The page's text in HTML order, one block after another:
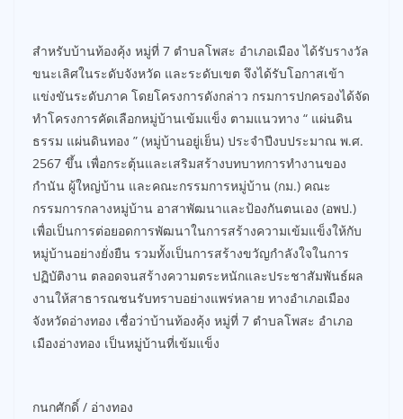
สำหรับบ้านท้องคุ้ง หมู่ที่ 7 ตำบลโพสะ อำเภอเมือง ได้รับรางวัล
ขนะเลิศในระดับจังหวัด และระดับเขต จึงได้รับโอกาสเข้า
แข่งขันระดับภาค โดยโครงการดังกล่าว กรมการปกครองได้จัด
ทำโครงการคัดเลือกหมู่บ้านเข้มแข็ง ตามแนวทาง “ แผ่นดิน
ธรรม แผ่นดินทอง ” (หมู่บ้านอยู่เย็น) ประจำปีงบประมาณ พ.ศ.
2567 ขึ้น เพื่อกระตุ้นและเสริมสร้างบทบาทการทำงานของ
กำนัน ผู้ใหญ่บ้าน และคณะกรรมการหมู่บ้าน (กม.) คณะ
กรรมการกลางหมู่บ้าน อาสาพัฒนาและป้องกันตนเอง (อพป.)
เพื่อเป็นการต่อยอดการพัฒนาในการสร้างความเข้มแข็งให้กับ
หมู่บ้านอย่างยั่งยืน รวมทั้งเป็นการสร้างขวัญกำลังใจในการ
ปฏิบัติงาน ตลอดจนสร้างความตระหนักและประชาสัมพันธ์ผล
งานให้สาธารณชนรับทราบอย่างแพร่หลาย ทางอำเภอเมือง
จังหวัดอ่างทอง เชื่อว่าบ้านท้องคุ้ง หมู่ที่ 7 ตำบลโพสะ อำเภอ
เมืองอ่างทอง เป็นหมู่บ้านที่เข้มแข็ง
กนกศักดิ์ / อ่างทอง